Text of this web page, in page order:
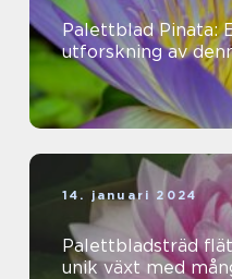
Palettblad Pinata:
utforskning av
14. januari 2024
Palettbladsträd
unik växt med